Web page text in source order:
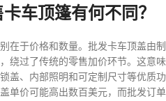
车顶篷有何不同？
在于价格和数量。批发卡车顶盖由制
绕过了传统的零售加价环节。这意味
盖、内部照明和可定制尺寸等优质功
单价可能高出数百美元，而批发订单